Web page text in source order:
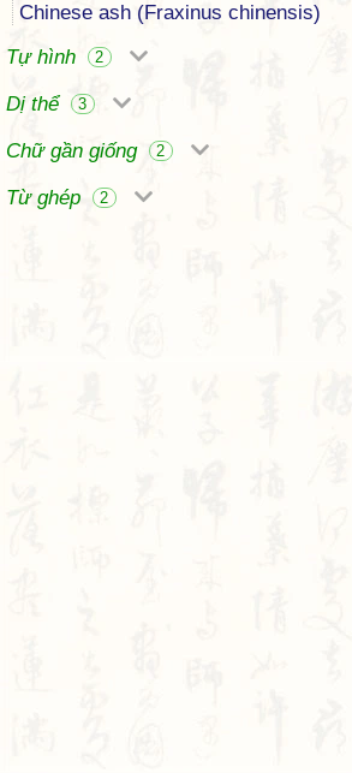
Chinese ash (Fraxinus chinensis)
Tự hình
2
Dị thể 3
Chữ gần giống 2
Từ ghép 2